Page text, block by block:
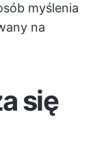
myślenia
na
się